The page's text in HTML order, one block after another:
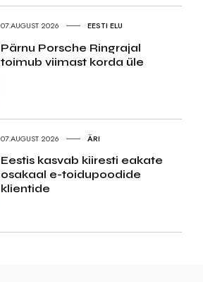
07.AUGUST 2026 EESTI ELU
Pärnu Porsche Ringrajal
toimub viimast korda üle
07.AUGUST 2026 ÄRI
Eestis kasvab kiiresti eakate
osakaal e-toidupoodide
klientide